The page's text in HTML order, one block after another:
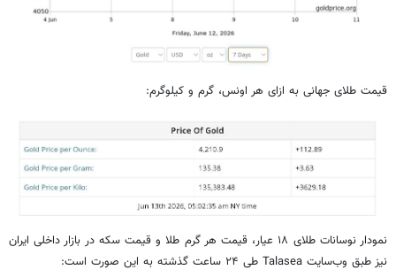
قیمت طلای جهانی به ازای هر اونس، گرم و کیلوگرم:
نمودار نوسانات طلای ۱۸ عیار، قیمت هر گرم طلا و قیمت سکه در بازار داخلی ایران
نیز طبق وب‌سایت Talasea طی ۲۴ ساعت گذشته به این صورت است: